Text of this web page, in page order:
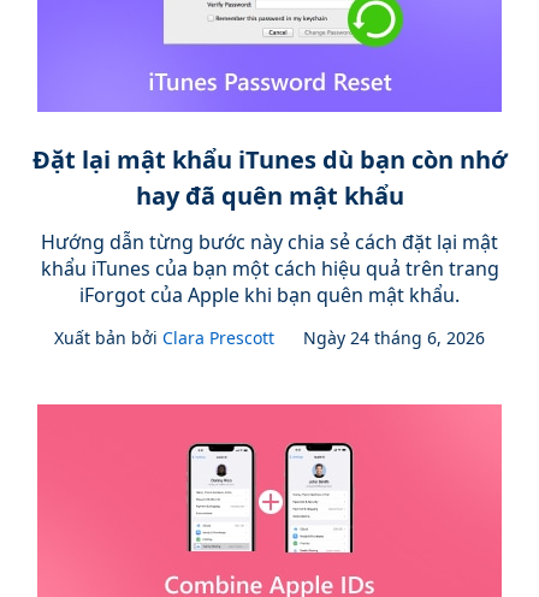
Đặt lại mật khẩu iTunes dù bạn còn nhớ
hay đã quên mật khẩu
Hướng dẫn từng bước này chia sẻ cách đặt lại mật
khẩu iTunes của bạn một cách hiệu quả trên trang
iForgot của Apple khi bạn quên mật khẩu.
Xuất bản bởi Clara Prescott Ngày 24 tháng 6, 2026